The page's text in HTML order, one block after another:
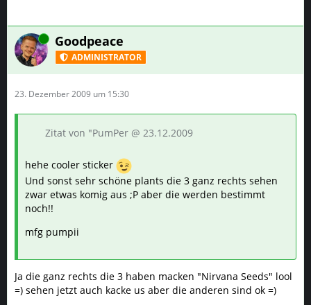
Online Goodpeace
ADMINISTRATOR
23. Dezember 2009 um 15:30
Zitat von "PumPer @ 23.12.2009
hehe cooler sticker
Und sonst sehr schöne plants die 3 ganz rechts sehen
zwar etwas komig aus ;P aber die werden bestimmt
noch!!
mfg pumpii
Ja die ganz rechts die 3 haben macken "Nirvana Seeds" lool
=) sehen jetzt auch kacke us aber die anderen sind ok =)